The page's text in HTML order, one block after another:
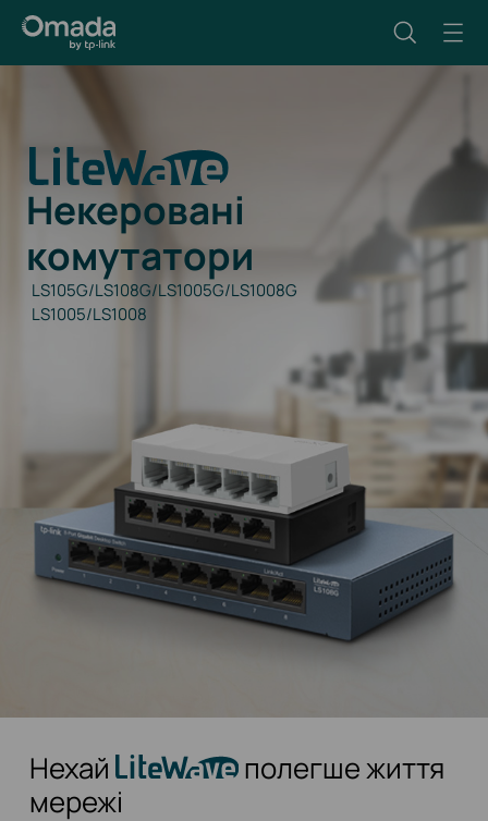
Некеровані
комутатори
LS105G/LS108G/LS1005G/LS1008G
LS1005/LS1008
Нехай
полегше життя
мережі